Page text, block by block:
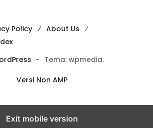
Policy
About Us
- Tema: wpmedia.
Versi Non AMP
Exit mobile version